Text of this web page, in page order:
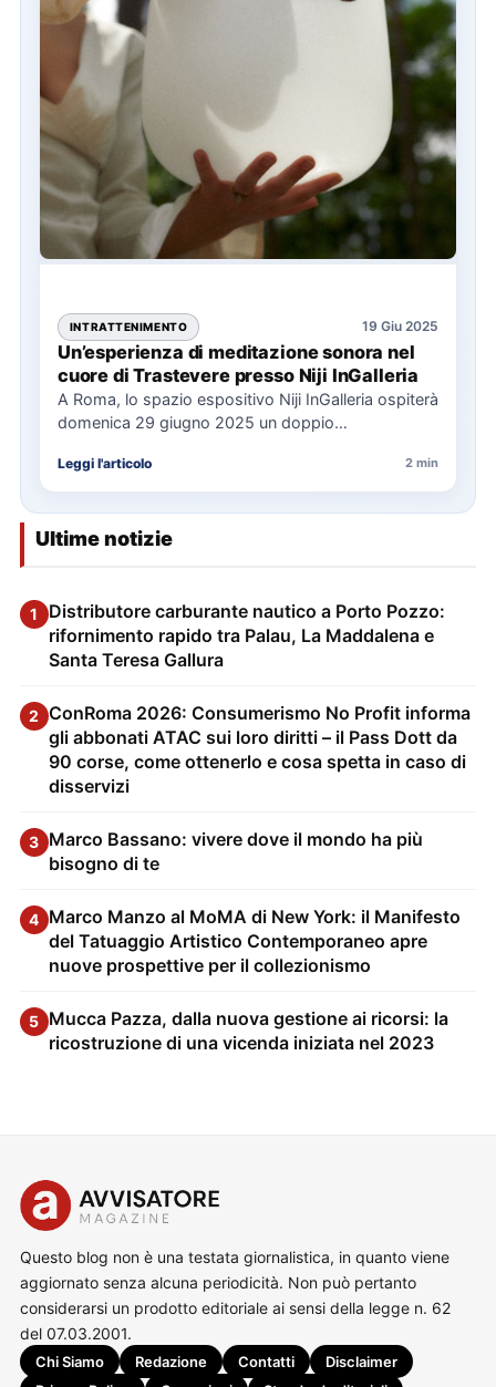
INTRATTENIMENTO 19 Giu 2025
Un’esperienza di meditazione sonora nel
cuore di Trastevere presso Niji InGalleria
A Roma, lo spazio espositivo Niji InGalleria ospiterà
domenica 29 giugno 2025 un doppio
Leggi l'articolo 2 min
Ultime notizie
1
Distributore carburante nautico a Porto Pozzo:
rifornimento rapido tra Palau, La Maddalena e
Santa Teresa Gallura
2 ConRoma 2026: Consumerismo No Profit informa
gli abbonati ATAC sui loro diritti – il Pass Dott da
90 corse, come ottenerlo e cosa spetta in caso di
disservizi
3 Marco Bassano: vivere dove il mondo ha più
bisogno di te
4 Marco Manzo al MoMA di New York: il Manifesto
del Tatuaggio Artistico Contemporaneo apre
nuove prospettive per il collezionismo
5 Mucca Pazza, dalla nuova gestione ai ricorsi: la
ricostruzione di una vicenda iniziata nel 2023
Questo blog non è una testata giornalistica, in quanto viene
aggiornato senza alcuna periodicità. Non può pertanto
considerarsi un prodotto editoriale ai sensi della legge n. 62
del 07.03.2001.
Chi Siamo Redazione Contatti
Disclaimer